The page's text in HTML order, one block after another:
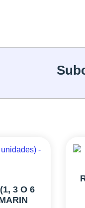
3 O 6
producto
variantes.
Las